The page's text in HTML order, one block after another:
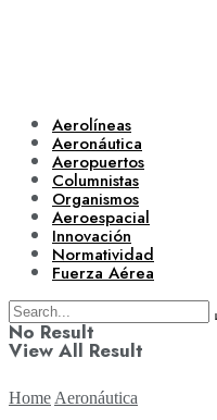
Aerolíneas
Aeronáutica
Aeropuertos
Columnistas
Organismos
Aeroespacial
Innovación
Normatividad
Fuerza Aérea
No Result
View All Result
Home Aeronáutica